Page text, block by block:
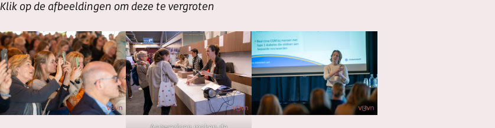
Klik op de afbeeldingen om deze te vergroten